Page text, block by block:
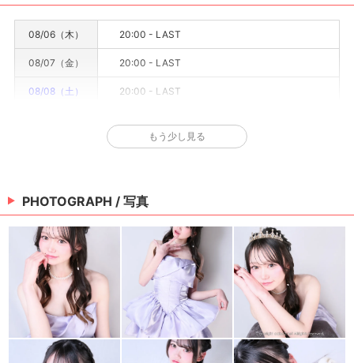
08/06（木） 20:00 - LAST
08/07（金） 20:00 - LAST
08/08（土） 20:00 - LAST
要確認
08/12（水） 休み
※情報はあくまで予定でキャストまたは出勤情報は一部です。詳細はお店にお問い合わせく
ださい。
もう少し見る
PHOTOGRAPH / 写真